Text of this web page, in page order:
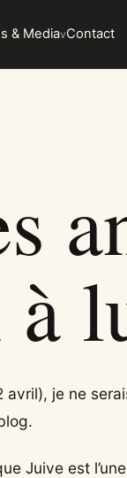
& Media Contact
à
je ne
Juive est